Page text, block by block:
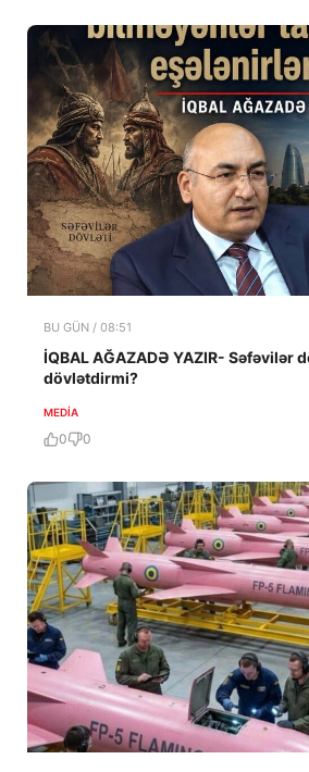
BU GÜN / 08:51
İQBAL AĞAZADƏ YAZIR- Səfəvilər
dövlətdirmi?
MEDİA
0 0